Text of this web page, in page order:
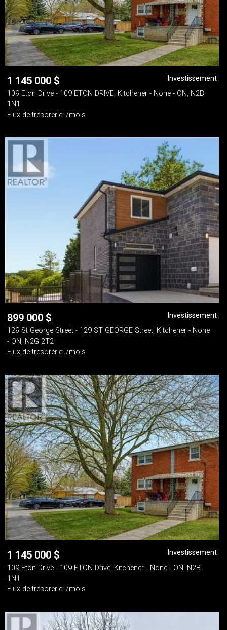
1 145 000 $
Investissement
109 Eton Drive - 109 ETON DRIVE, Kitchener - None - ON, N2B
1N1
Flux de trésorerie: /mois
899 000 $
Investissement
129 St George Street - 129 ST GEORGE Street, Kitchener - None
- ON, N2G 2T2
Flux de trésorerie: /mois
1 145 000 $
Investissement
109 Eton Drive - 109 ETON Drive, Kitchener - None - ON, N2B
1N1
Flux de trésorerie: /mois